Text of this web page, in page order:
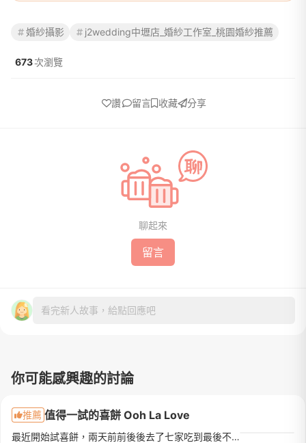
婚紗攝影 j2wedding中壢店_婚紗工作室_桃園婚紗推薦
673次瀏覽
讚 留言 收藏 分享
聊起來
留言
看完新人故事，給點回應吧
你可能感興趣的討論
推薦 值得一試的喜餅 Ooh La Love
最近開始試喜餅，兩天前前後後去了七家吃到最後不知道是糖暈還是味覺疲乏已經吃到不知道在吃什麼🫠🫠建議水水們一天最好不要去太多+寫好心得，吃完就忘光了第一間是去Ooh La Love也是我們唯一還有印象的一間他們的店裝...